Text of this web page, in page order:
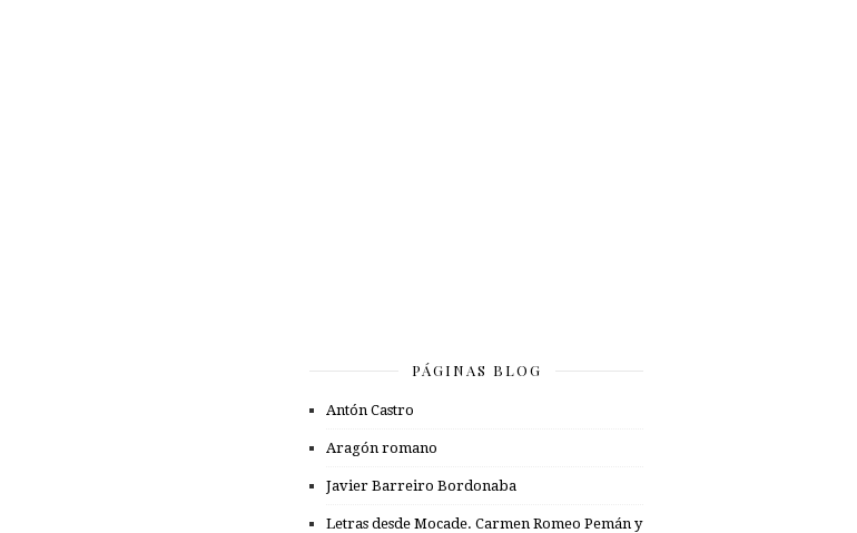
PÁGINAS BLOG
Antón Castro
Aragón romano
Javier Barreiro Bordonaba
Letras desde Mocade. Carmen Romeo Pemán y